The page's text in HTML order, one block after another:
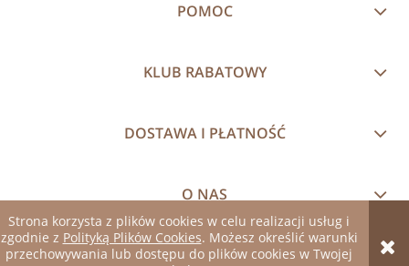
Strona korzysta z plików cookies w celu realizacji usług i
zgodnie z Polityką Plików Cookies. Możesz określić warunki
przechowywania lub dostępu do plików cookies w Twojej
POMOC
KLUB RABATOWY
DOSTAWA I PŁATNOŚĆ
O NAS
pokaż pełną wersję strony